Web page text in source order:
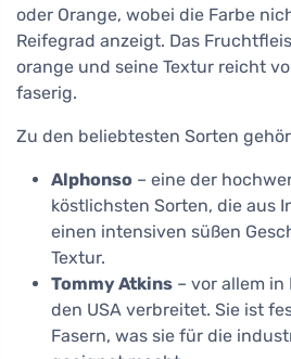
oder Orange, wobei die Farbe
Reifegrad anzeigt. Das
orange und seine Textur reicht
faserig.
Zu den beliebtesten Sorten
Alphonso – eine der
köstlichsten Sorten, die aus
einen intensiven süßen
Textur.
Tommy Atkins – vor allem
den USA verbreitet. Sie ist
Fasern, was sie für die